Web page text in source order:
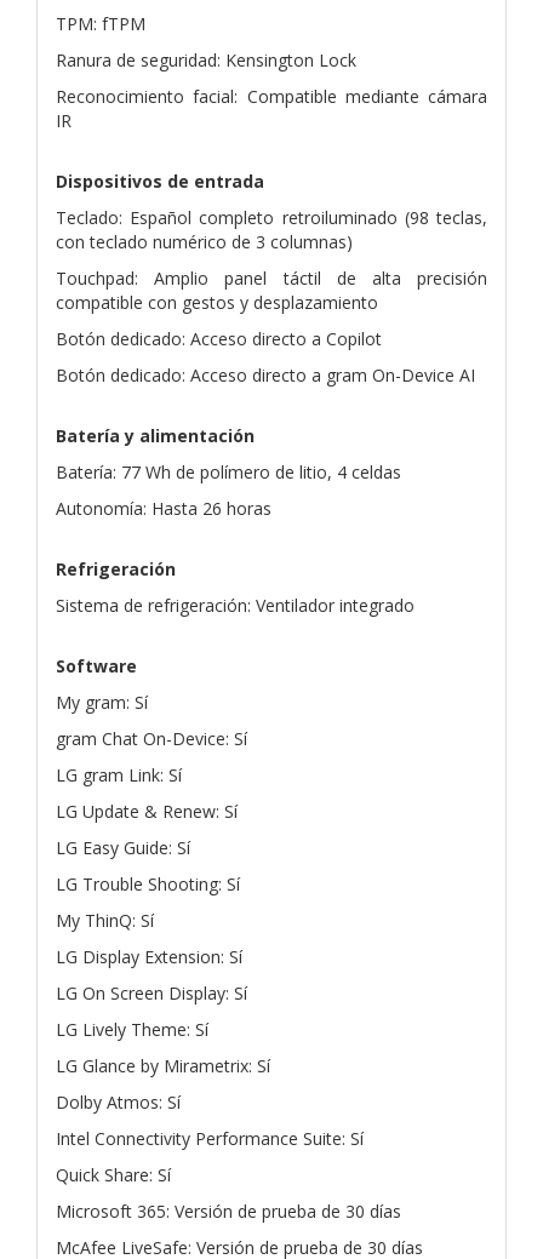
TPM: fTPM
Ranura de seguridad: Kensington Lock
Reconocimiento facial: Compatible mediante cámara
IR
Dispositivos de entrada
Teclado: Español completo retroiluminado (98 teclas,
con teclado numérico de 3 columnas)
Touchpad: Amplio panel táctil de alta precisión
compatible con gestos y desplazamiento
Botón dedicado: Acceso directo a Copilot
Botón dedicado: Acceso directo a gram On-Device AI
Batería y alimentación
Batería: 77 Wh de polímero de litio, 4 celdas
Autonomía: Hasta 26 horas
Refrigeración
Sistema de refrigeración: Ventilador integrado
Software
My gram: Sí
gram Chat On-Device: Sí
LG gram Link: Sí
LG Update & Renew: Sí
LG Easy Guide: Sí
LG Trouble Shooting: Sí
My ThinQ: Sí
LG Display Extension: Sí
LG On Screen Display: Sí
LG Lively Theme: Sí
LG Glance by Mirametrix: Sí
Dolby Atmos: Sí
Intel Connectivity Performance Suite: Sí
Quick Share: Sí
Microsoft 365: Versión de prueba de 30 días
McAfee LiveSafe: Versión de prueba de 30 días